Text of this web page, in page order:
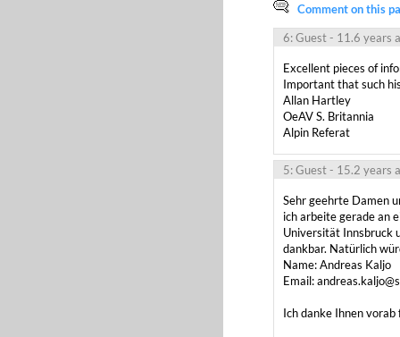
Comment on this
6: Guest- 11.6 years
Excellent pieces of
Important that such
Allan Hartley
OeAV S. Britannia
Alpin Referat
5: Guest- 15.2 years
Sehr geehrte Damen
ich arbeite gerade an
Universität Innsbruck
dankbar. Natürlich
Name: Andreas Kaljo
Email:
Ich danke Ihnen vorab